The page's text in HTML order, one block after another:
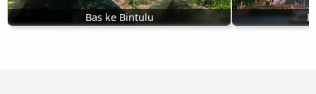
Bas ke Bintulu